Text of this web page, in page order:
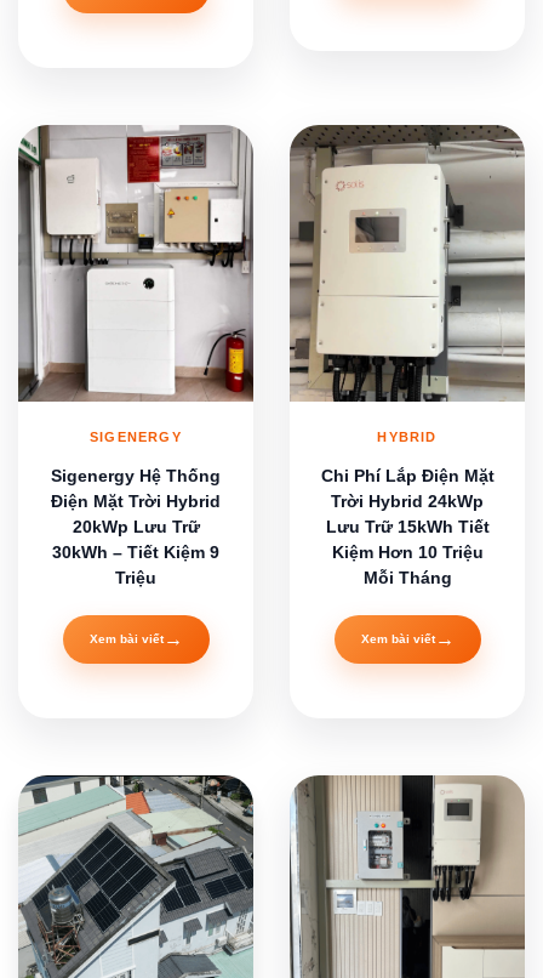
SIGENERGY
Sigenergy Hệ Thống
Điện Mặt Trời Hybrid
20kWp Lưu Trữ
30kWh – Tiết Kiệm 9
Triệu
Xem bài viết→
HYBRID
Chi Phí Lắp Điện Mặt
Trời Hybrid 24kWp
Lưu Trữ 15kWh Tiết
Kiệm Hơn 10 Triệu
Mỗi Tháng
Xem bài viết→